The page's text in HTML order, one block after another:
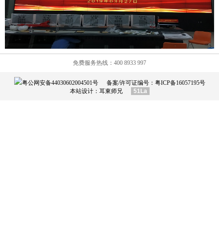
免费服务热线：400 8933 997
粤公网安备44030602004501号 备案/许可证编号： 粤ICP备16057195号
本站设计： 耳東师兄 51La